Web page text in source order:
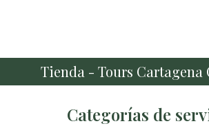
Tienda - Tours Cartagena
Categorías de